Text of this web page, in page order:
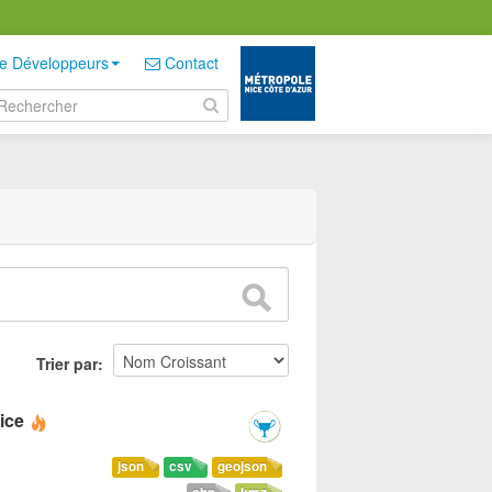
Développeurs Contact
Trier par
geojson
csv
json